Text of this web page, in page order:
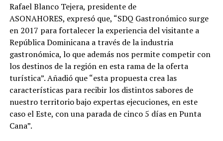
Rafael Blanco Tejera, presidente de
ASONAHORES, expresó que, “SDQ Gastronómico surge
en 2017 para fortalecer la experiencia del visitante a
República Dominicana a través de la industria
gastronómica, lo que además nos permite competir con
los destinos de la región en esta ramadela oferta
turística”. Añadió que “esta propuesta crea las
características para recibir los distintos sabores de
nuestro territorio bajo expertas ejecuciones, en este
caso el Este, con una parada de cinco 5 días en Punta
Cana”.